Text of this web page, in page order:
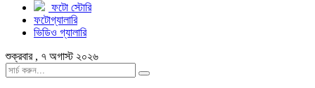
ফটো স্টোরি
ফটোগ্যালারি
ভিডিও গ্যালারি
শুক্রবার , ৭ অগাস্ট ২০২৬